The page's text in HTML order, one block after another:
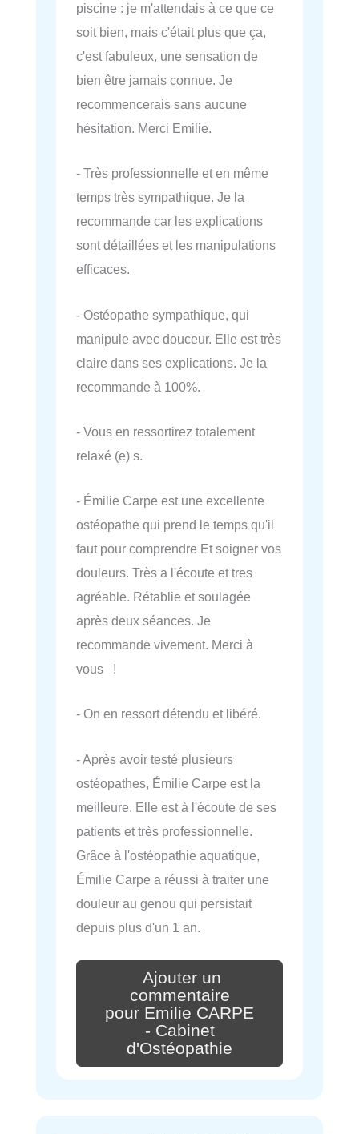
piscine : je m'attendais à ce que ce
soit bien, mais c'était plus que ça,
c'est fabuleux, une sensation de
bien être jamais connue. Je
recommencerais sans aucune
hésitation. Merci Emilie.
- Très professionnelle et en même
temps très sympathique. Je la
recommande car les explications
sont détaillées et les manipulations
efficaces.
- Ostéopathe sympathique, qui
manipule avec douceur. Elle est très
claire dans ses explications. Je la
recommande à 100%.
- Vous en ressortirez totalement
relaxé (e) s.
- Émilie Carpe est une excellente
ostéopathe qui prend le temps qu'il
faut pour comprendre Et soigner vos
douleurs. Très a l'écoute et tres
agréable. Rétablie et soulagée
après deux séances. Je
recommande vivement. Merci à
vous !
- On en ressort détendu et libéré.
- Après avoir testé plusieurs
ostéopathes, Émilie Carpe est la
meilleure. Elle est à l'écoute de ses
patients et très professionnelle.
Grâce à l'ostéopathie aquatique,
Émilie Carpe a réussi à traiter une
douleur au genou qui persistait
depuis plus d'un 1 an.
Ajouter un
commentaire
pour Emilie CARPE
- Cabinet
d'Ostéopathie